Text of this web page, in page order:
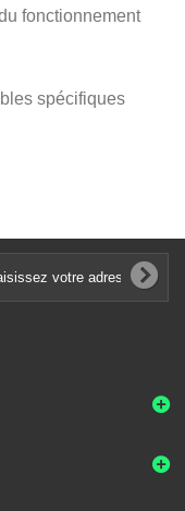
fonctionnement
spécifiques